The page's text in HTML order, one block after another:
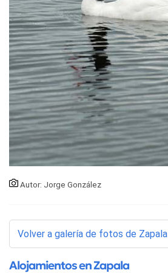
Autor: Jorge González
Volver a galería de fotos de Zapala
Alojamientos en Zapala